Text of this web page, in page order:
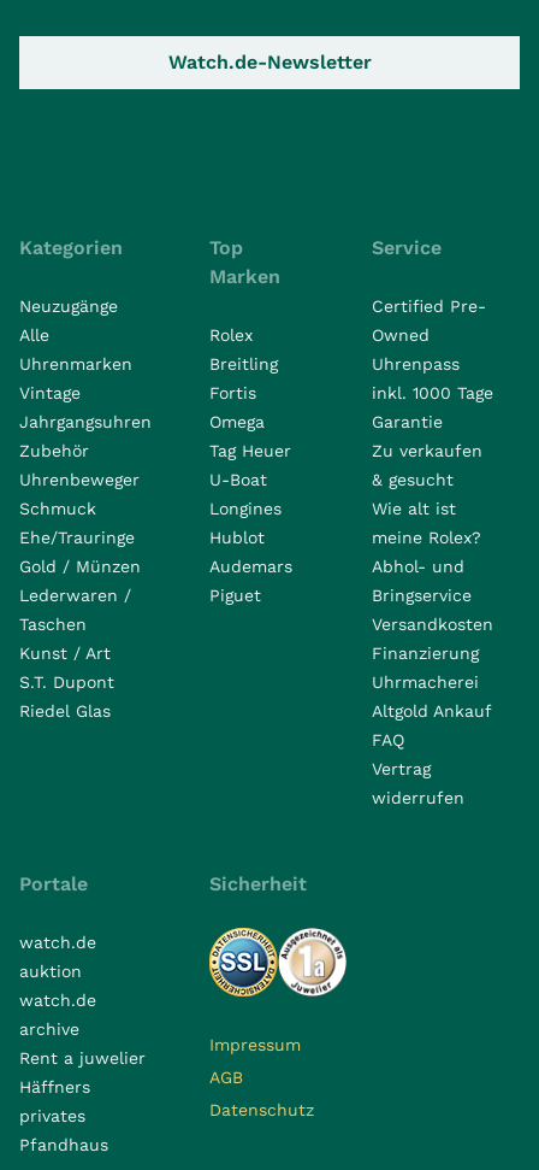
Watch.de-Newsletter
Kategorien
Neuzugänge
Alle
Uhrenmarken
Vintage
Jahrgangsuhren
Zubehör
Uhrenbeweger
Schmuck
Ehe/Trauringe
Gold / Münzen
Lederwaren /
Taschen
Kunst / Art
S.T. Dupont
Riedel Glas
Top
Marken
Rolex
Breitling
Fortis
Omega
Tag Heuer
U-Boat
Longines
Hublot
Audemars
Piguet
Service
Certified Pre-
Owned
Uhrenpass
inkl. 1000 Tage
Garantie
Zu verkaufen
& gesucht
Wie alt ist
meine Rolex?
Abhol- und
Bringservice
Versandkosten
Finanzierung
Uhrmacherei
Altgold Ankauf
FAQ
Vertrag
widerrufen
Portale
watch.de
auktion
watch.de
archive
Rent a juwelier
Häffners
privates
Pfandhaus
Sicherheit
Impressum
AGB
Datenschutz